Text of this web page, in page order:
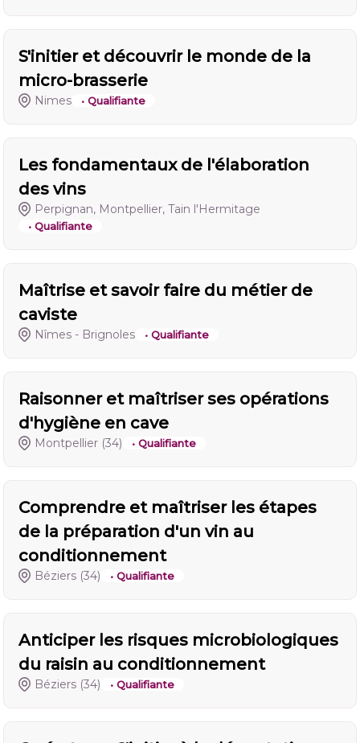
S'initier et découvrir le monde de la
micro-brasserie
Nimes • Qualifiante
Les fondamentaux de l'élaboration
des vins
Perpignan, Montpellier, Tain l'Hermitage
• Qualifiante
Maîtrise et savoir faire du métier de
caviste
Nîmes - Brignoles • Qualifiante
Raisonner et maîtriser ses opérations
d'hygiène en cave
Montpellier (34) • Qualifiante
Comprendre et maîtriser les étapes
de la préparation d'un vin au
conditionnement
Béziers (34) • Qualifiante
Anticiper les risques microbiologiques
du raisin au conditionnement
Béziers (34) • Qualifiante